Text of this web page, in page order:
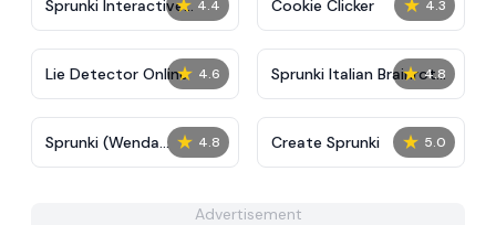
★ 4.4
Sprunki Interactive
Tunner
★ 4.3
Cookie Clicker
★ 4.6
Lie Detector Online ★ 4.8
Sprunki Italian Brainrot
Mod
★ 4.8
Sprunki (Wenda
Treatment) New Human
★ 5.0
Create Sprunki​
Advertisement